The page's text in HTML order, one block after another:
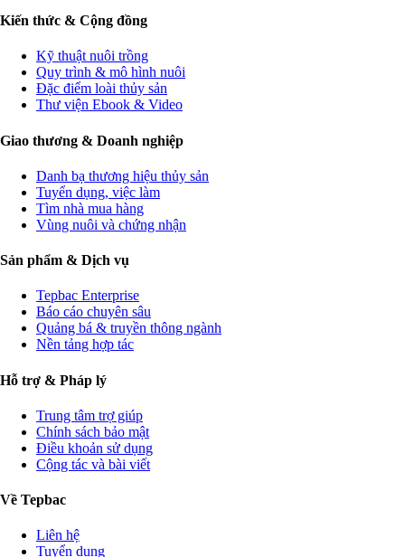
Kiến thức & Cộng đồng
Kỹ thuật nuôi trồng
Quy trình & mô hình nuôi
Đặc điểm loài thủy sản
Thư viện Ebook & Video
Giao thương & Doanh nghiệp
Danh bạ thương hiệu thủy sản
Tuyển dụng, việc làm
Tìm nhà mua hàng
Vùng nuôi và chứng nhận
Sản phẩm & Dịch vụ
Tepbac Enterprise
Báo cáo chuyên sâu
Quảng bá & truyền thông ngành
Nền tảng hợp tác
Hỗ trợ & Pháp lý
Trung tâm trợ giúp
Chính sách bảo mật
Điều khoản sử dụng
Cộng tác và bài viết
Về Tepbac
Liên hệ
Tuyển dụng